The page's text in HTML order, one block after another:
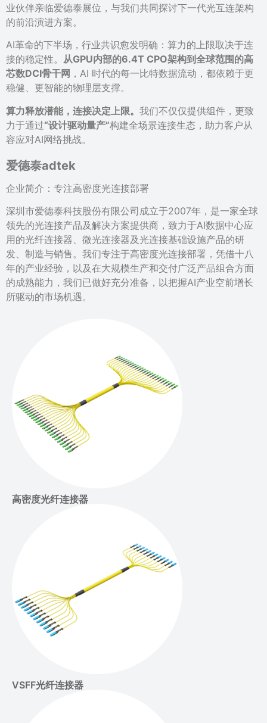
业伙伴亲临爱德泰展位，与我们共同探讨下一代光互连架构
的前沿演进方案。
AI革命的下半场，行业共识愈发明确：算力的上限取决于连
接的稳定性。 从GPU内部的6.4T CPO架构到全球范围的高
芯数DCI骨干网 ，AI 时代的每一比特数据流动，都依赖于更
稳健、更智能的物理层支撑。
算力释放潜能，连接决定上限。 我们不仅仅提供组件，更致
力于通过“设计驱动量产”构建全场景连接生态，助力客户从
容应对AI网络挑战。
爱德泰adtek
企业简介：专注高密度光连接部署
深圳市爱德泰科技股份有限公司成立于2007年，是一家全球
领先的光连接产品及解决方案提供商，致力于AI数据中心应
用的光纤连接器、微光连接器及光连接基础设施产品的研
发、制造与销售。我们专注于高密度光连接部署，凭借十八
年的产业经验，以及在大规模生产和交付广泛产品组合方面
的成熟能力，我们已做好充分准备，以把握AI产业空前增长
所驱动的市场机遇。
高密度光纤连接器
VSFF光纤连接器